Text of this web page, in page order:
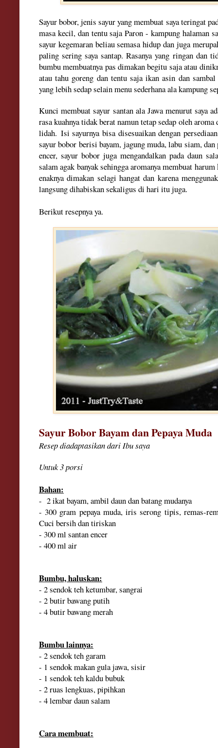
Sayur bobor, jenis sayur yang membuat saya teringat
masa kecil, dan tentu saja Paron - kampung halaman
sayur kegemaran beliau semasa hidup dan juga
paling sering saya santap. Rasanya yang ringan dan
bumbu membuatnya pas dimakan begitu saja atau
atau tahu goreng dan tentu saja ikan asin dan
yang lebih sedap selain menu sederhana ala kampung
Kunci membuat sayur santan ala Jawa menurut saya
rasa kuahnya tidak berat namun tetap sedap oleh aroma
lidah. Isi sayurnya bisa disesuaikan dengan
sayur bobor berisi bayam, jagung muda, labu siam, dan
encer, sayur bobor juga mengandalkan pada daun
salam agak banyak sehingga aromanya membuat
enaknya dimakan selagi hangat dan karena
langsung dihabiskan sekaligus di hari itu juga.
Berikut resepnya ya.
Sayur Bobor Bayam dan Pepaya Muda
Resep diadaptasikan dari Ibu saya
Untuk 3 porsi
Bahan:
- 2 ikat bayam, ambil daun dan batang mudanya
- 300 gram pepaya muda, iris serong tipis, remas-
Cuci bersih dan tiriskan
- 300 ml santan encer
- 400 ml air
Bumbu, haluskan:
- 2 sendok teh ketumbar, sangrai
- 2 butir bawang putih
- 4 butir bawang merah
Bumbu lainnya:
- 2 sendok teh garam
- 1 sendok makan gula jawa, sisir
- 1 sendok teh kaldu bubuk
- 2 ruas lengkuas, pipihkan
- 4 lembar daun salam
Cara membuat: